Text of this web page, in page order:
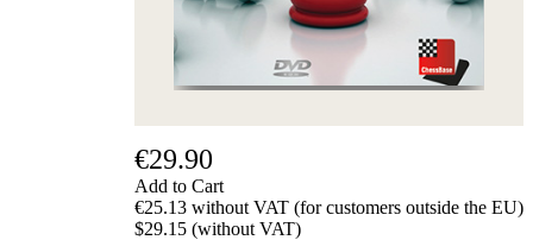
€29.90
Add to Cart
€25.13 without VAT (for customers outside the EU)
$29.15 (without VAT)